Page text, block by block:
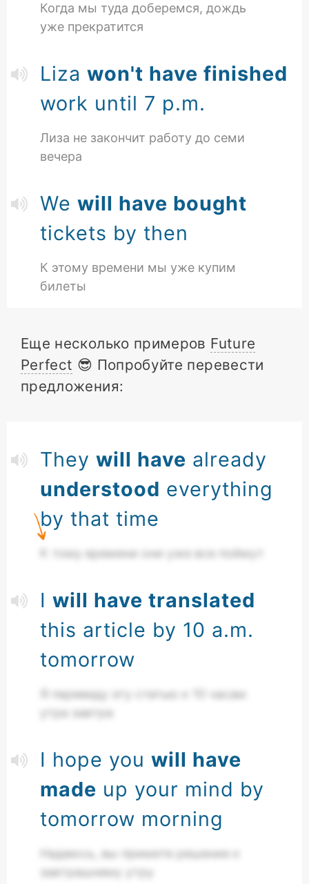
Когда мы туда доберемся, дождь
уже прекратится
Liza won't have finished
work until 7 p.m.
Лиза не закончит работу до семи
вечера
We will have bought
tickets by then
К этому времени мы уже купим
билеты
Еще несколько примеров Future
Perfect 😎 Попробуйте перевести
предложения:
They will have already
understood everything
by that time
К тому времени они уже все поймут
I will have translated
this article by 10 a.m.
tomorrow
Я переведу эту статью к 10 часам
утра завтра
I hope you will have
made up your mind by
tomorrow morning
Надеюсь, вы примете решение к
завтрашнему утру